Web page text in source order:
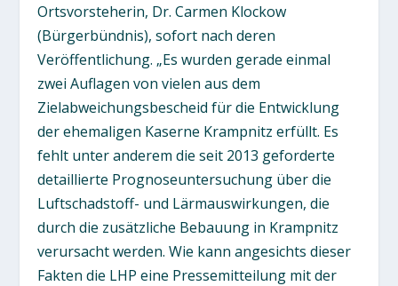
Ortsvorsteherin, Dr. Carmen Klockow
(Bürgerbündnis), sofort nach deren
Veröffentlichung. „Es wurden gerade einmal
zwei Auflagen von vielen aus dem
Zielabweichungsbescheid für die Entwicklung
der ehemaligen Kaserne Krampnitz erfüllt. Es
fehlt unter anderem die seit 2013 geforderte
detaillierte Prognoseuntersuchung über die
Luftschadstoff- und Lärmauswirkungen, die
durch die zusätzliche Bebauung in Krampnitz
verursacht werden. Wie kann angesichts dieser
Fakten die LHP eine Pressemitteilung mit der